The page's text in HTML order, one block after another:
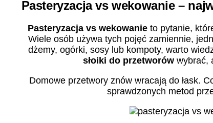
Pasteryzacja vs wekowanie –
Pasteryzacja vs wekowanie to pytanie,
Wiele osób używa tych pojęć zamiennie,
dżemy, ogórki, sosy lub kompoty, warto
słoiki do przetworów wybrać,
Domowe przetwory znów wracają do łask.
sprawdzonych metod